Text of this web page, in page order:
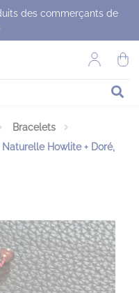
des commerçants de
Bracelets
Howlite + Doré,